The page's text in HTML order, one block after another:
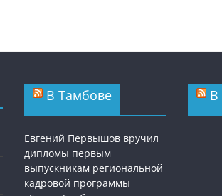
В Тамбове
Евгений Первышов вручил
дипломы первым
выпускникам региональной
кадровой программы
В